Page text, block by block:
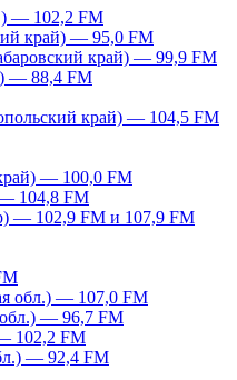
— 102,2 FM
край) — 95,0 FM
край) — 99,9 FM
— 88,4 FM
край) — 104,5 FM
— 100,0 FM
104,8 FM
— 102,9 FM и 107,9 FM
обл.) — 107,0 FM
— 96,7 FM
102,2 FM
— 92,4 FM